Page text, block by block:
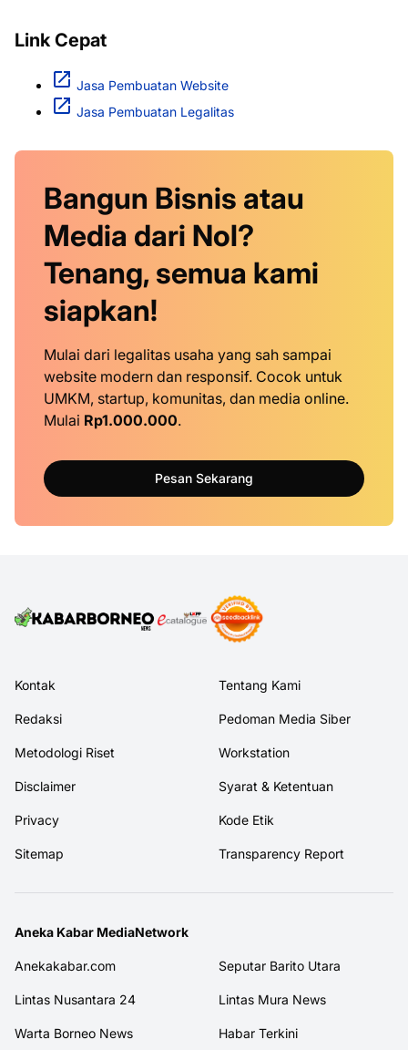
Link Cepat
Jasa Pembuatan Website
Jasa Pembuatan Legalitas
Bangun Bisnis atau
Media dari Nol?
Tenang, semua kami
siapkan!
Mulai dari legalitas usaha yang sah sampai
website modern dan responsif. Cocok untuk
UMKM, startup, komunitas, dan media online.
Mulai Rp1.000.000.
Pesan Sekarang
Kontak Tentang Kami
Redaksi Pedoman Media Siber
Metodologi Riset Workstation
Disclaimer Syarat & Ketentuan
Privacy Kode Etik
Sitemap Transparency Report
Aneka Kabar MediaNetwork
Anekakabar.com Seputar Barito Utara
Lintas Nusantara 24 Lintas Mura News
Warta Borneo News Habar Terkini